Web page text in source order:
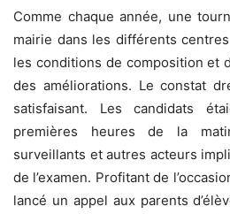
Comme chaque année, une
mairie dans les différents centres
les conditions de composition et
des améliorations. Le constat
satisfaisant. Les candidats
premières heures de la
surveillants et autres acteurs
de l’examen. Profitant de
lancé un appel aux parents